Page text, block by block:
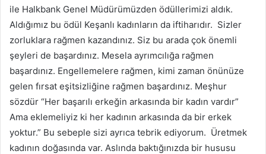
ile Halkbank Genel Müdürümüzden ödüllerimizi aldık.
Aldığımız bu ödül Keşanlı kadınların da iftiharıdır. Sizler
zorluklara rağmen kazandınız. Siz bu arada çok önemli
şeyleri de başardınız. Mesela ayrımcılığa rağmen
başardınız. Engellemelere rağmen, kimi zaman önünüze
gelen fırsat eşitsizliğine rağmen başardınız. Meşhur
sözdür “Her başarılı erkeğin arkasında bir kadın vardır”
Ama eklemeliyiz ki her kadının arkasında da bir erkek
yoktur.” Bu sebeple sizi ayrıca tebrik ediyorum. Üretmek
kadının doğasında var. Aslında baktığınızda bir hususu